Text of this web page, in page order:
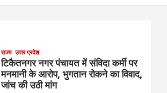
राज्य उत्तर प्रदेश
टिकैतनगर नगर पंचायत में संविदा कर्मी पर
मनमानी के आरोप, भुगतान रोकने का विवाद,
जांच की उठी मांग